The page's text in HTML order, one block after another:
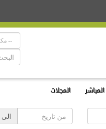
المجلات
الى